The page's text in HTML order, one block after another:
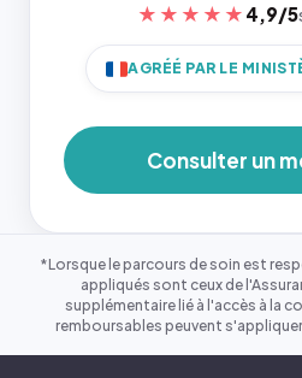
★★★★★ 4,9/5
AGRÉÉ PAR LE
Consulter un
*Lorsque le parcours de soin est
appliqués sont ceux de
supplémentaire lié à l'accès à la
remboursables peuvent